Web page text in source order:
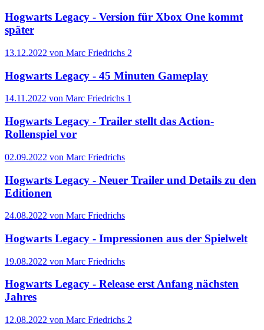
Hogwarts Legacy - Version für Xbox One kommt
später
13.12.2022 von Marc Friedrichs 2
Hogwarts Legacy - 45 Minuten Gameplay
14.11.2022 von Marc Friedrichs 1
Hogwarts Legacy - Trailer stellt das Action-
Rollenspiel vor
02.09.2022 von Marc Friedrichs
Hogwarts Legacy - Neuer Trailer und Details zu den
Editionen
24.08.2022 von Marc Friedrichs
Hogwarts Legacy - Impressionen aus der Spielwelt
19.08.2022 von Marc Friedrichs
Hogwarts Legacy - Release erst Anfang nächsten
Jahres
12.08.2022 von Marc Friedrichs 2